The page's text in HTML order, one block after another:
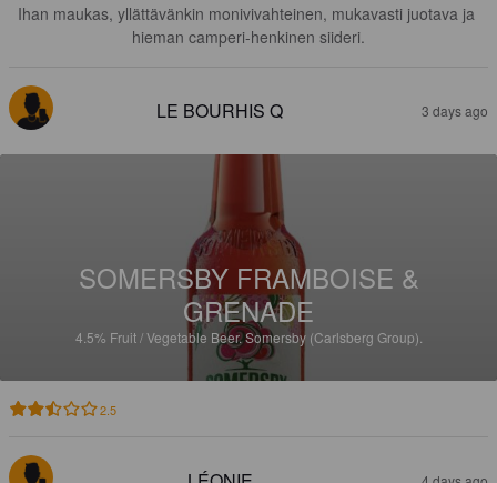
Ihan maukas, yllättävänkin monivivahteinen, mukavasti juotava ja
hieman camperi-henkinen siideri.
LE BOURHIS Q 3 days ago
SOMERSBY FRAMBOISE &
GRENADE
4.5% Fruit / Vegetable Beer.Somersby (Carlsberg Group).
2.5